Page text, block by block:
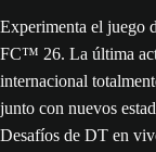
Experimenta el juego
FC™ 26. La última
internacional
junto con nuevos
Desafíos de DT en